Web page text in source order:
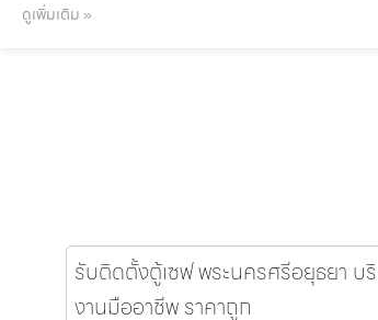
ดูเพิ่มเติม »
รับติดตั้งตู้เซฟ พระนครศรีอยุธยา
งานมืออาชีพ ราคาถูก